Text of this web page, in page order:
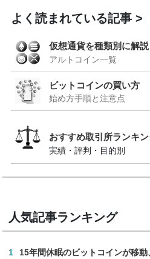
よく読まれている記事
仮想通貨を種類別に解説
アルトコイン一覧
ビットコインの買い方
始め方手順と注意点
おすすめ取引所ランキ
実績・評判・目的別
人気記事ランキング
1 15年間休眠のビットコインが移